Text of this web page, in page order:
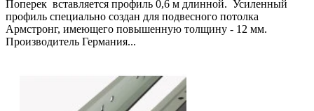
Поперек вставляется профиль 0,6 м длинной. Усиленный
профиль специально создан для подвесного потолка
Армстронг, имеющего повышенную толщину - 12 мм.
Производитель Германия...